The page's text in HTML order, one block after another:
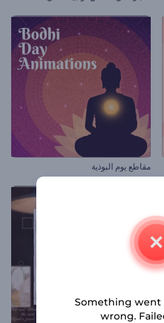
مقاطع يوم البوذية
يوجد شيء ما خطأ Something went
wrong.